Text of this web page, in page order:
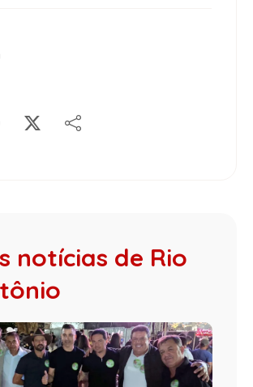
notícias de Rio